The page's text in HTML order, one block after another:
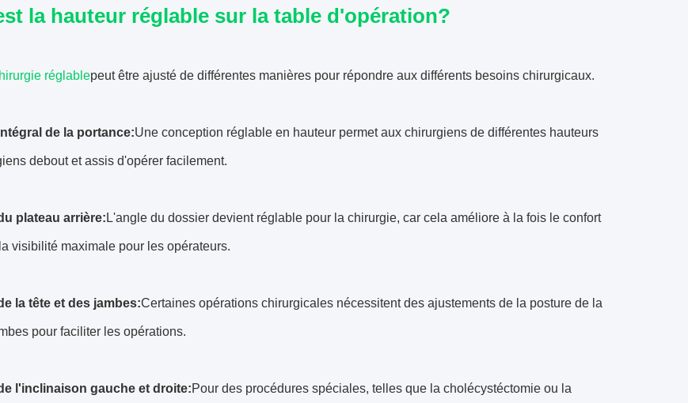
la hauteur réglable sur la table d'opération?
réglablepeut être ajusté de différentes manières pour répondre aux différents besoins chirurgicaux.
de la portance:Une conception réglable en hauteur permet aux chirurgiens de différentes hauteurs
debout et assis d'opérer facilement.
plateau arrière: L'angle du dossier devient réglable pour la chirurgie, car cela améliore à la fois le confort
visibilité maximale pour les opérateurs.
la tête et des jambes:Certaines opérations chirurgicales nécessitent des ajustements de la posture de la
pour faciliter les opérations.
l'inclinaison gauche et droite:Pour des procédures spéciales, telles que la cholécystéctomie ou la